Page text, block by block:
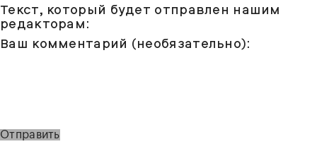
Текст, который будет отправлен нашим
редакторам:
Ваш комментарий (необязательно):
Отправить